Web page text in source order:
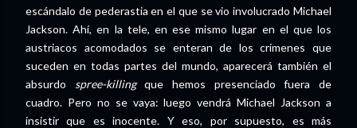
escándalo de pederastia en el que se vio involucrado Michael
Jackson. Ahí, en la tele, en ese mismo lugar en el que los
austriacos acomodados se enteran de los crímenes que
suceden en todas partes del mundo, aparecerá también el
absurdo spree-killingque hemos presenciado fuera de
cuadro. Pero no se vaya: luego vendrá Michael Jackson a
insistir que es inocente. Y eso, por supuesto, es más